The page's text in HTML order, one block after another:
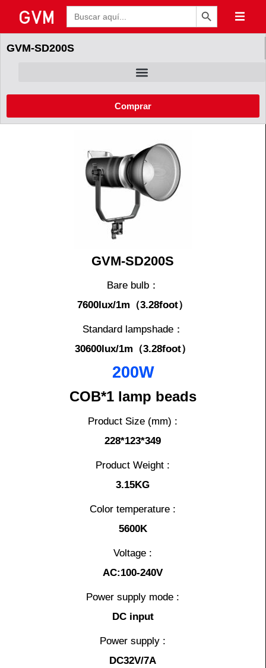
Buscar: Botón de búsqueda
GVM-SD200S
Comprar
GVM-SD200S
Bare bulb：
7600lux/1m（3.28foot）
Standard lampshade：
30600lux/1m（3.28foot）
200W
COB*1 lamp beads
Product Size (mm) :
228*123*349
Product Weight :
3.15KG
Color temperature :
5600K
Voltage :
AC:100-240V
Power supply mode :
DC input
Power supply :
DC32V/7A